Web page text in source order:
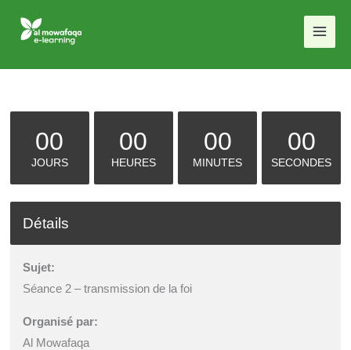
00
JOURS
00
HEURES
00
MINUTES
00
SECONDES
Détails
Sujet:
Séance 2 – transmission de la foi
Organisé par:
Al Mowafaqa